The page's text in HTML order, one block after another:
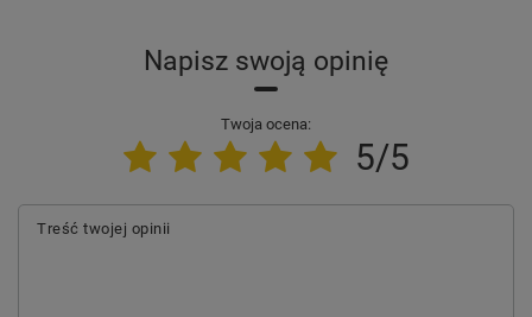
Napisz swoją opinię
Twoja ocena:
5/5
Treść twojej opinii